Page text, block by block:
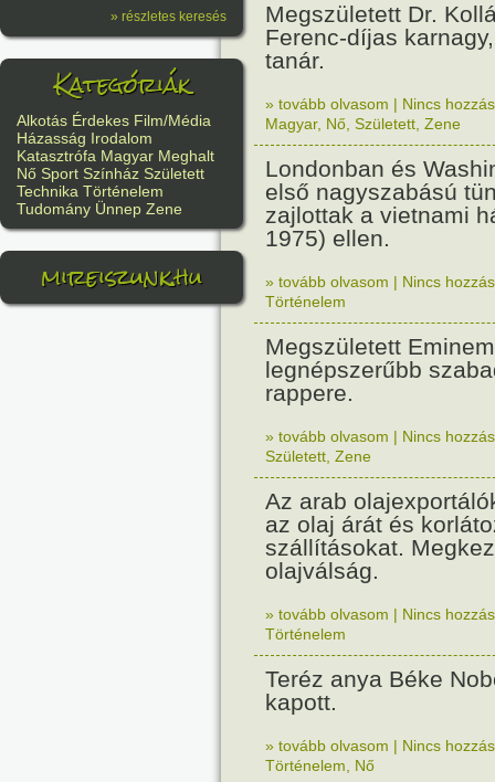
» részletes keresés
Kategóriák
Alkotás Érdekes Film/Média
Házasság Irodalom
Katasztrófa Magyar Meghalt
Nő Sport Színház Született
Technika Történelem
Tudomány Ünnep Zene
mireiszunk.hu
Megszületett Dr.
Ferenc-díjas
tanár.
» tovább olvasom | Nincs
Magyar, Nő Született Zene
Londonban és
első nagyszabású
zajlottak a vietnami
1975) ellen.
» tovább olvasom | Nincs
Történelem
Megszületett
legnépszerűbb
rappere.
» tovább olvasom | Nincs
Született Zene
Az arab
az olaj árát és
szállításokat.
olajválság.
» tovább olvasom | Nincs
Történelem
Teréz anya Béke
kapott.
» tovább olvasom | Nincs
Történelem
Nő